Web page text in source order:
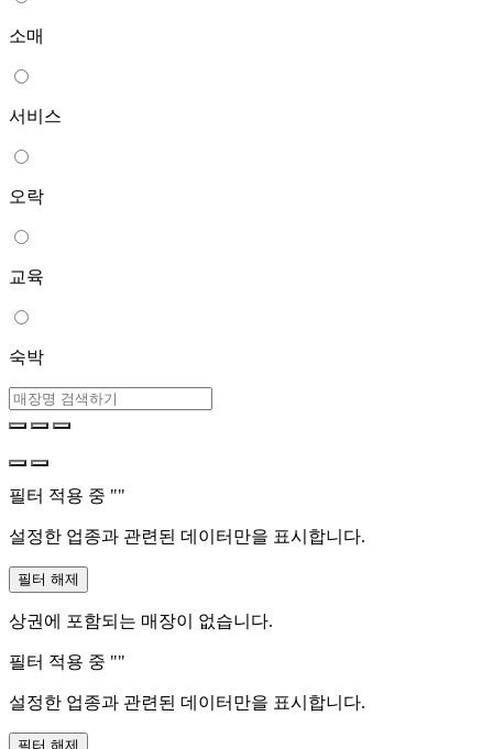
소매
서비스
오락
교육
숙박
필터 적용 중 ""
설정한 업종과 관련된 데이터만을 표시합니다.
필터 해제
상권에 포함되는 매장이 없습니다.
필터 적용 중 ""
설정한 업종과 관련된 데이터만을 표시합니다.
필터 해제